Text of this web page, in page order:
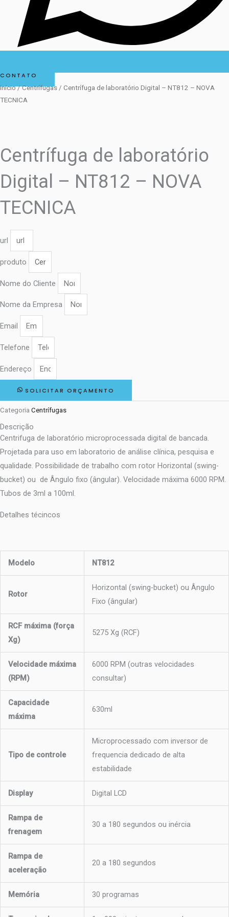
CONTATO
Início/Centrífugas / Centrífuga de laboratório Digital – NT812 – NOVA
TECNICA
Centrífuga de laboratório
Digital – NT812 – NOVA
TECNICA
url
produto
Nome do Cliente
Nome da Empresa
Email
Telefone
Endereço
SOLICITAR ORÇAMENTO
Categoria Centrífugas
Descrição
Centrifuga de laboratório microprocessada digital de bancada.
Projetada para uso em laboratorio de análise clínica, pesquisa e
qualidade. Possibilidade de trabalho com rotor Horizontal (swing-
bucket) ou de Ângulo fixo (ângular). Velocidade máxima 6000 RPM.
Tubos de 3ml a 100ml.
Detalhes técincos
Modelo NT812
Rotor
Horizontal (swing-bucket) ou Ângulo
Fixo (ângular)
RCF máxima (força
Xg)
5275 Xg (RCF)
Velocidade máxima
(RPM)
6000 RPM (outras velocidades
consultar)
Capacidade
máxima
630ml
Tipo de controle
Microprocessado com inversor de
frequencia dedicado de alta
estabilidade
Display Digital LCD
Rampa de
frenagem
30 a 180 segundos ou inércia
Rampa de
aceleração
20 a 180 segundos
Memória 30 programas